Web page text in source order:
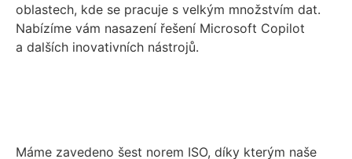
oblastech, kde se pracuje s velkým množstvím dat.
Nabízíme vám nasazení řešení Microsoft Copilot
a dalších inovativních nástrojů.
Máme zavedeno šest norem ISO, díky kterým naše